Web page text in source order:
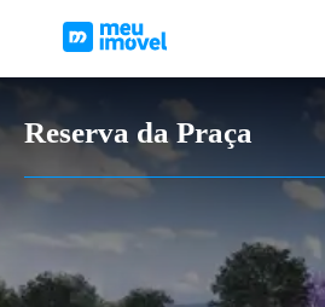
Reserva da Praça